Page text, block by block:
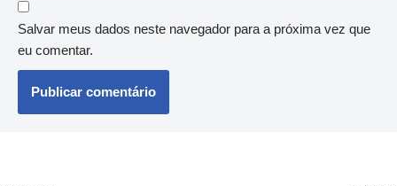
Salvar meus dados neste navegador para a próxima vez que
eu comentar.